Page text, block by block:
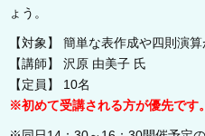
ょう。
【対象】 簡単な表作成や四則演
【講師】 沢原 由美子 氏
【定員】 10名
※初めて受講される方が優先です。